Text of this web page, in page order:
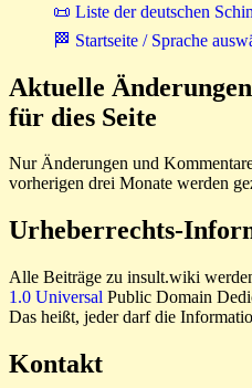
📜 Liste der deutschen
🏁 Startseite / Sprache
Aktuelle
für dies Seite
Nur Änderungen und
vorherigen drei Monate werden
Urheberrechts-
Alle Beiträge zu insult.wiki
1.0 Universal Public Domain
Das heißt, jeder darf die
Kontakt